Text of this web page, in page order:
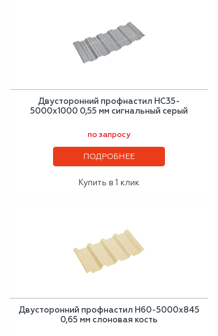
Двусторонний профнастил НС35-
5000х1000 0,55 мм сигнальный серый
по запросу
ПОДРОБНЕЕ
Купить в 1 клик
Двусторонний профнастил Н60-5000х845
0,65 мм слоновая кость